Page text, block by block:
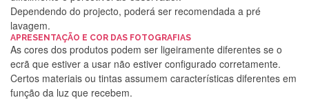
Dependendo do projecto, poderá ser recomendada a pré
lavagem.
APRESENTAÇÃO E COR DAS FOTOGRAFIAS
As cores dos produtos podem ser ligeiramente diferentes se o
ecrã que estiver a usar não estiver configurado corretamente.
Certos materiais ou tintas assumem características diferentes em
função da luz que recebem.
Silvia Lopes
Encomenda direitinha. Rapidez e segurança. Volto a
encomendar.